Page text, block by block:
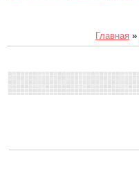
Главная »